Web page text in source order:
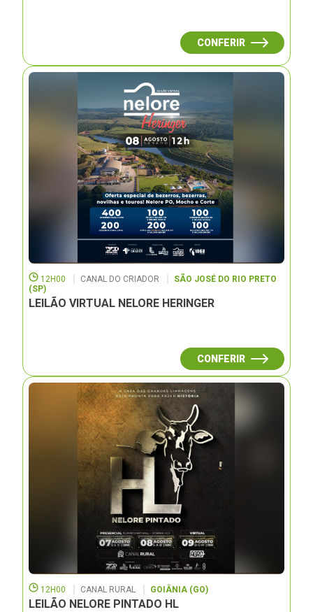
CONFERIR
12H00 CANAL DO CRIADOR
SÃO JOSÉ DO RIO PRETO
(SP)
LEILÃO VIRTUAL NELORE HERINGER
CONFERIR
12H00 CANAL RURAL GOIÂNIA (GO)
LEILÃO NELORE PINTADO HL